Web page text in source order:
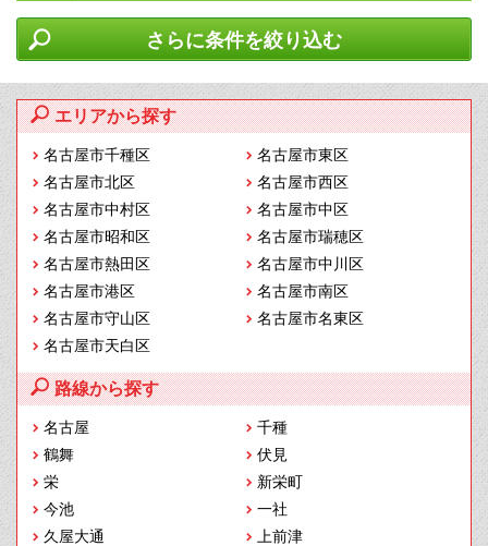
さらに条件を絞り込む
エリアから探す
名古屋市千種区
名古屋市東区
名古屋市北区
名古屋市西区
名古屋市中村区
名古屋市中区
名古屋市昭和区
名古屋市瑞穂区
名古屋市熱田区
名古屋市中川区
名古屋市港区
名古屋市南区
名古屋市守山区
名古屋市名東区
名古屋市天白区
路線から探す
名古屋
千種
鶴舞
伏見
栄
新栄町
今池
一社
久屋大通
上前津